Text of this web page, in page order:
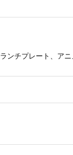
ンチプレート、ア